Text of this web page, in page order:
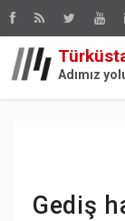
Adımız
Gediş